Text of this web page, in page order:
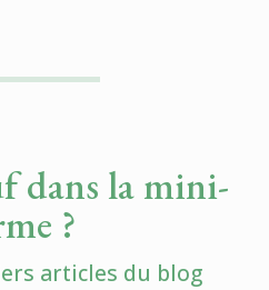
dans la mini-
?
articles du blog